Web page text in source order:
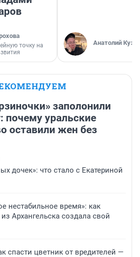
точку на
Анатолий
заполонили
почему уральские
оставили жен без
дочек»: что стало с Екатериной
нестабильное время»: как
Архангельска создала свой
спасти цветник от вредителей —